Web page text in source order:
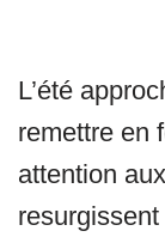
L’été
remettre en
attention